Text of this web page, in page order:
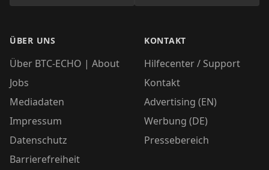
ÜBER UNS
Über BTC-ECHO | About
Jobs
Mediadaten
Impressum
Datenschutz
Barrierefreiheit
KONTAKT
Hilfecenter / Support
Kontakt
Advertising (EN)
Werbung (DE)
Pressebereich